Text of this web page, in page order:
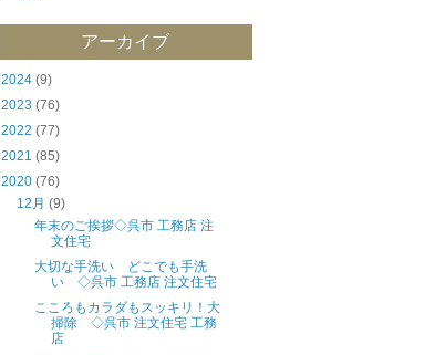
アーカイブ
2024 (9)
2023 (76)
2022 (77)
2021 (85)
2020 (76)
12月 (9)
年末のご挨拶◇呉市 工務店 注
文住宅
大切な手洗い どこでも手洗
い ◇呉市 工務店 注文住宅
こころもカラダもスッキリ！大
掃除 ◇呉市 注文住宅 工務
店